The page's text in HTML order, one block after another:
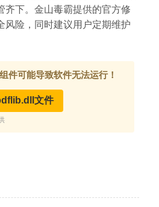
齐下。金山毒霸提供的官方修
风险，同时建议用户定期维护